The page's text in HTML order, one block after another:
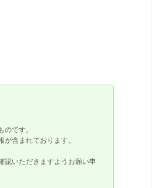
です。
含まれております。
認いただきますようお願い申